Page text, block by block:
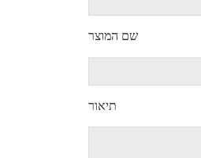
שם המוצר
תיאור